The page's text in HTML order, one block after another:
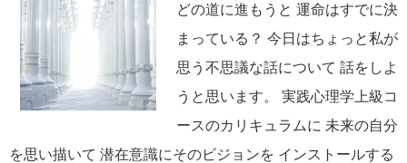
どの道に進もうと 運命はすでに決
まっている？ 今日はちょっと私が
思う不思議な話について 話をしよ
うと思います。 実践心理学上級コ
ースのカリキュラムに 未来の自分
を思い描いて 潜在意識にそのビジョンを インストールする